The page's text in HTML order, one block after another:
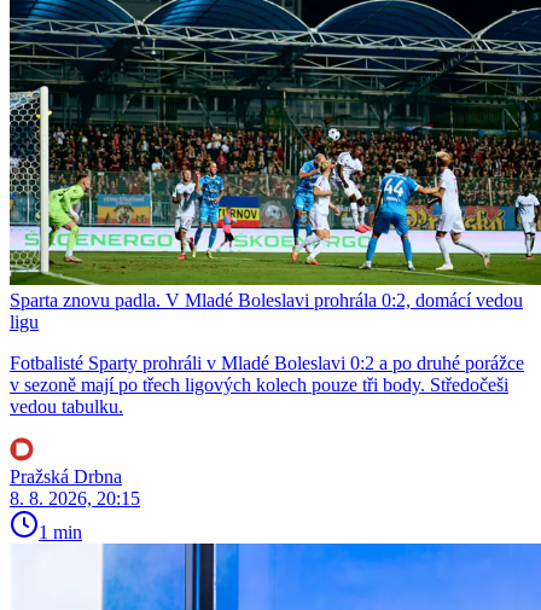
Sparta znovu padla. V Mladé Boleslavi prohrála 0:2, domácí vedou
ligu
Fotbalisté Sparty prohráli v Mladé Boleslavi 0:2 a po druhé porážce
v sezoně mají po třech ligových kolech pouze tři body. Středočeši
vedou tabulku.
Pražská Drbna
8. 8. 2026, 20:15
1 min